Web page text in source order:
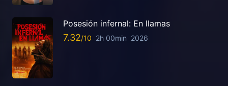
Posesión infernal: En llamas
7.32 2h 00min 2026